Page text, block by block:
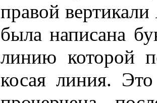
правой вертикали
была написана
линию которой
косая линия.